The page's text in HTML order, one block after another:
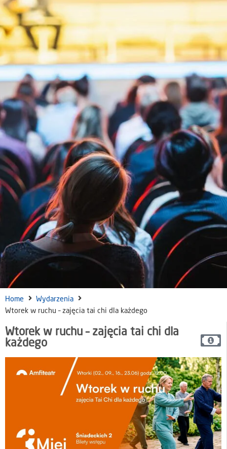
Home
Wydarzenia
Wtorek w ruchu – zajęcia tai chi dla każdego
Wtorek w ruchu – zajęcia tai chi dla
każdego